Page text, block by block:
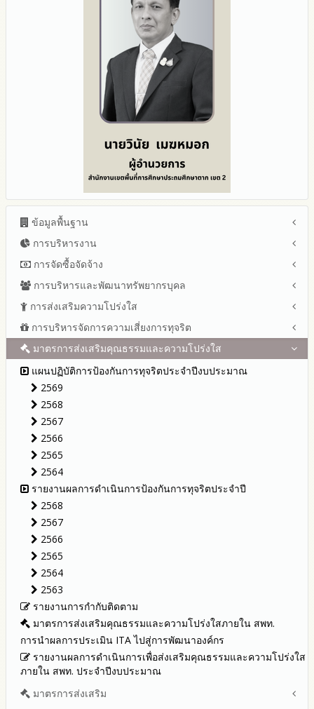
ข้อมูลพื้นฐาน
โครงสร้าง หน้าที่และอำนาจ
ข้อมูลผู้บริหาร
ข้อมูลการติดต่อและ ช่องทางการสอบถาม
นโยบายคุ้มครองข้อมูลส่วนบุคคล
ข่าวประชาสัมพันธ์
ข่าวสารพัฒนาสำนักงานเกี่ยวข้องกับแนวทางส่งเสริมความ
โปร่งใส
การบริหารงาน
แผนยุทธศาสตร์หรือแผนพัฒนาสำนักงานเขตพื้นที่การศึกษา
แผนและความก้าวหน้าในการดำเนินงานและการใช้งบประมาณ
ปีงบประมาณ 2569
ปีงบประมาณ 2568
ปีงบประมาณ 2567
ปีงบประมาณ 2566
ปีงบประมาณ 2565
รายงานผลการดำเนินงานประจำปี
รายงานผลปี 2564
คู่มือหรือแนวทางการปฏิบัติงานของเจ้าหน้าที่
คู่มือหรือแนวทางการขอรับบริการสำหรับผู้รับบริการหรือผู้มา
ติดต่อ
ระบบการให้บริการผ่านช่องทางออนไลน์ (E-Service)
My Office
My School
SL-WEB
BRSS
ACC Tak2
ข้อมูลสถิติการให้บริการ
การจัดซื้อจัดจ้าง
สรุปผลการจัดซื้อจัดจ้างหรือการจัดหาพัสดุรายเดือน ประจำ
ปีงบประมาณ พ.ศ.2569 (แบบ สขร.1)
เขตพื้นที่การศึกษา ประจำปีงบประมาณ พ.ศ. 2568
การบริหารและพัฒนาทรัพยากรบุคล
หลักเกณฑ์และแผนการบริหารและพัฒนาทรัพยากรบุคลล ประจำ
ปีงบประมาณ พ.ศ.2569
รายงานผลการบริหารและพัฒนาทรัพยากรบุคคลประจำ
ปีงบประมาณ
ประมวลจริยธรรมและการขับเคลื่อนจริยธรรม
การส่งเสริมความโปร่งใส
แนวปฏิบัติการจัดการเรื่องร้องเรียนการทุจริตและประพฤติมิชอบ
ช่องทางแจ้งเรื่องร้องเรียนการทุจริตและประพฤติมิชอบ
ข้อมูลสถิติเรื่องร้องเรียนการทุจริตและประพฤติมิชอบ ประจำ
ปีงบประมาณ
การเปิดโอกาสให้มีส่วนร่วมในการดำเนินงานปีงบประมาณ
การบริหารจัดการความเสี่ยงการทุจริต
การขับเคลื่อนนโยบาย No Gift Policy จากการปฏิบัติหน้าที่และ
การเสริมสร้างรู้เกี่ยวกับหลักเกณฑ์การรับทรัพย์สินหรือประโยชน์อื่น
ใดโดยธรรมจรรยาของเจ้าพนักงานของรัฐ
การประเมินความเสี่ยงการทุจริต ในสำนักงานเขตพื้นที่การศึกษา
ประจำปีงบประมาณ
รายงานผลการดำเนินการตามแผนบริหารจัดการความเสี่ยงการ
ทุจริตของสำนักงานเขตพื้นที่การศึกษา ประจำงบประมาณ
มาตรการส่งเสริมคุณธรรมและความโปร่งใส
แผนปฏิบัติการป้องกันการทุจริตประจำปีงบประมาณ
2569
2568
2567
2566
2565
2564
รายงานผลการดำเนินการป้องกันการทุจริตประจำปี
2568
2567
2566
2565
2564
2563
รายงานการกำกับติดตาม
มาตรการส่งเสริมคุณธรรมและความโปร่งใสภายใน สพท.
การนำผลการประเมิน ITA ไปสู่การพัฒนาองค์กร
รายงานผลการดำเนินการเพื่อส่งเสริมคุณธรรมและความโปร่งใส
ภายใน สพท. ประจำปีงบประมาณ
มาตรการส่งเสริม